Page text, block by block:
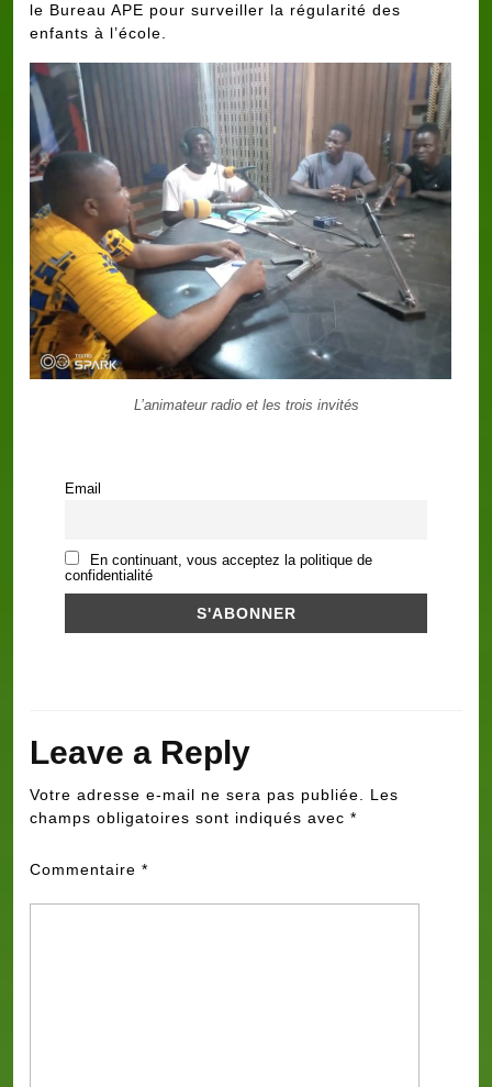
le Bureau APE pour surveiller la régularité des
enfants à l’école.
L’animateur radio et les trois invités
Email
En continuant, vous acceptez la politique de
confidentialité
Leave a Reply
Votre adresse e-mail ne sera pas publiée.
Les
champs obligatoires sont indiqués avec *
Commentaire *